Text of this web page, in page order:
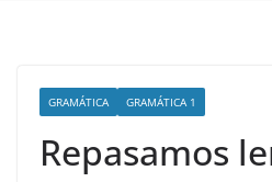
GRAMÁTICA GRAMÁTICA 1
Repasamos